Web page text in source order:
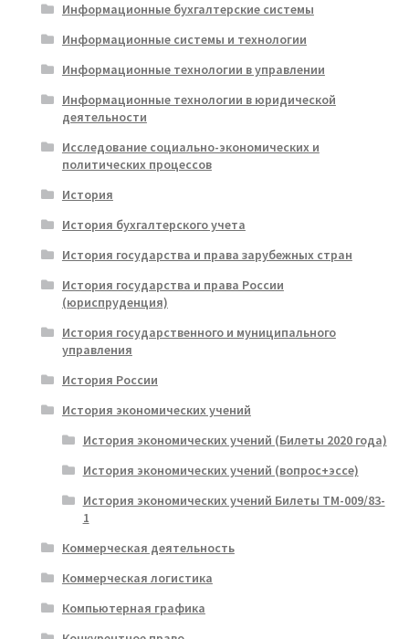
Информационные бухгалтерские системы
Информационные системы и технологии
Информационные технологии в управлении
Информационные технологии в юридической
деятельности
Исследование социально-экономических и
политических процессов
История
История бухгалтерского учета
История государства и права зарубежных стран
История государства и права России
(юриспруденция)
История государственного и муниципального
управления
История России
История экономических учений
История экономических учений (Билеты 2020 года)
История экономических учений (вопрос+эссе)
История экономических учений Билеты ТМ-009/83-
1
Коммерческая деятельность
Коммерческая логистика
Компьютерная графика